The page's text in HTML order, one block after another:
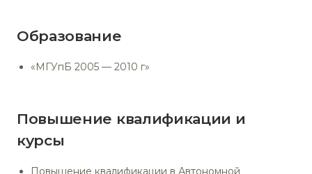
Образование
«МГУпБ 2005 — 2010 г»
Повышение квалификации и
курсы
Повышение квалификации в Автономной